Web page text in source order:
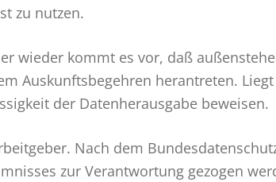
zu nutzen.
wieder kommt es vor, daß
Auskunftsbegehren herantreten.
der Datenherausgabe beweisen.
Nach dem
zur Verantwortung gezogen